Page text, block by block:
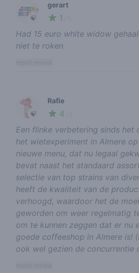
🍃
gerart
1
Had 15 euro white widow
niet te roken
🍃
Rafie
4
Een flinke verbetering sinds het
het wietexperiment in Almere
nieuwe menu, dat nu legaal
bevat naast het standaard
selectie van top strains van
heeft de kwaliteit van de
verhoogd, waardoor het de
geworden om weer regelmatig
om te kunnen zeggen dat er nu
goede coffeeshop in Almere is!
ook wel gezien de concurrentie